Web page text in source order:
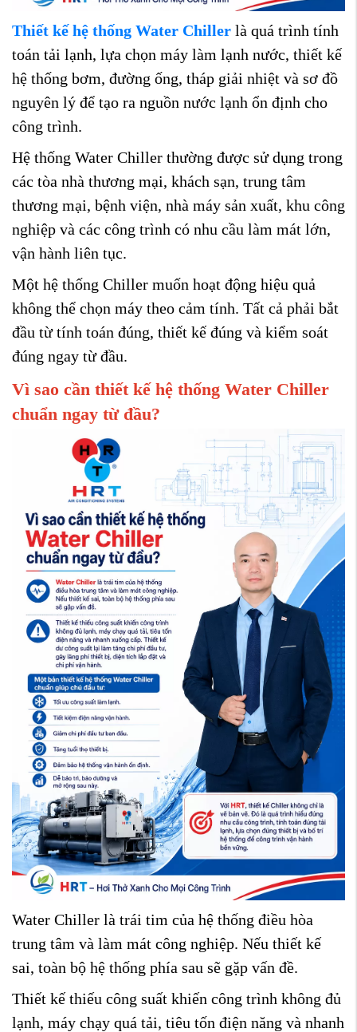
Thiết kế hệ thống Water Chiller là quá trình tính
toán tải lạnh, lựa chọn máy làm lạnh nước, thiết kế
hệ thống bơm, đường ống, tháp giải nhiệt và sơ đồ
nguyên lý để tạo ra nguồn nước lạnh ổn định cho
công trình.
Hệ thống Water Chiller thường được sử dụng trong
các tòa nhà thương mại, khách sạn, trung tâm
thương mại, bệnh viện, nhà máy sản xuất, khu công
nghiệp và các công trình có nhu cầu làm mát lớn,
vận hành liên tục.
Một hệ thống Chiller muốn hoạt động hiệu quả
không thể chọn máy theo cảm tính. Tất cả phải bắt
đầu từ tính toán đúng, thiết kế đúng và kiểm soát
đúng ngay từ đầu.
Vì sao cần thiết kế hệ thống Water Chiller
chuẩn ngay từ đầu?
Water Chiller là trái tim của hệ thống điều hòa
trung tâm và làm mát công nghiệp. Nếu thiết kế
sai, toàn bộ hệ thống phía sau sẽ gặp vấn đề.
Thiết kế thiếu công suất khiến công trình không đủ
lạnh, máy chạy quá tải, tiêu tốn điện năng và nhanh